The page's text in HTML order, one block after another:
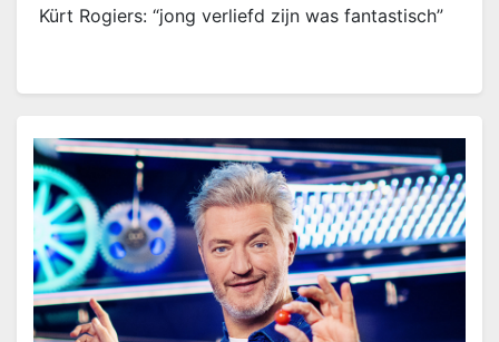
Kürt Rogiers: “jong verliefd zijn was fantastisch”